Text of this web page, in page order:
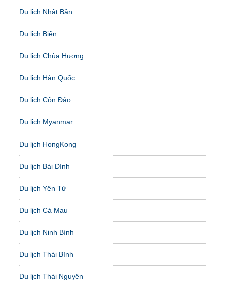
Du lịch Nhật Bản
Du lịch Biển
Du lịch Chùa Hương
Du lịch Hàn Quốc
Du lịch Côn Đảo
Du lịch Myanmar
Du lịch HongKong
Du lịch Bái Đính
Du lịch Yên Tử
Du lịch Cà Mau
Du lịch Ninh Bình
Du lịch Thái Bình
Du lịch Thái Nguyên